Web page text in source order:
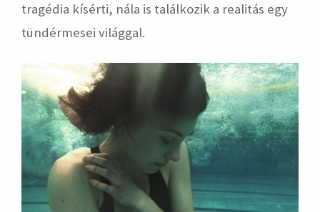
tragédia kísérti, nála is találkozik a realitás egy
tündérmesei világgal.